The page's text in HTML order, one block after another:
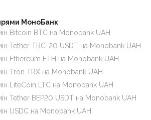
МоноБанк
Bitcoin BTC на Monobank UAH
Tether TRC-20 USDT на Monobank UAH
Ethereum ETH на Monobank UAH
Tron TRX на Monobank UAH
LiteCoin LTC на Monobank UAH
Tether BEP20 USDT на Monobank UAH
USDC на Monobank UAH